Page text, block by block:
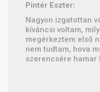
Pintér Eszter:
Nagyon izgatottan
kíváncsi voltam,
megérkeztem első
nem tudtam, hova
szerencsére hamar